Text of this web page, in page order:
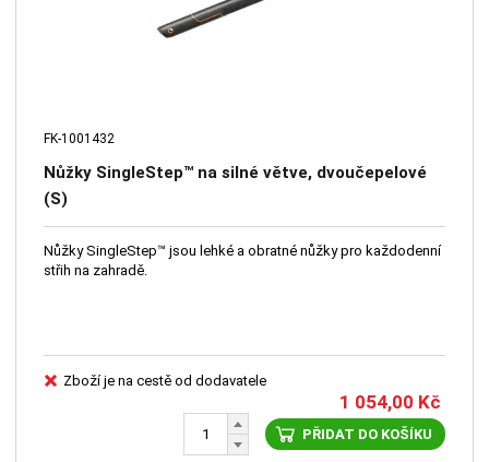
FK-1001432
Nůžky SingleStep™ na silné větve, dvoučepelové
(S)
Nůžky SingleStep™ jsou lehké a obratné nůžky pro každodenní
střih na zahradě.
Zboží je na cestě od dodavatele
1 054,00 Kč
PŘIDAT DO KOŠÍKU